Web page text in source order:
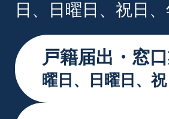
日、日曜日、祝日
戸籍届出・窓
曜日、日曜日、祝